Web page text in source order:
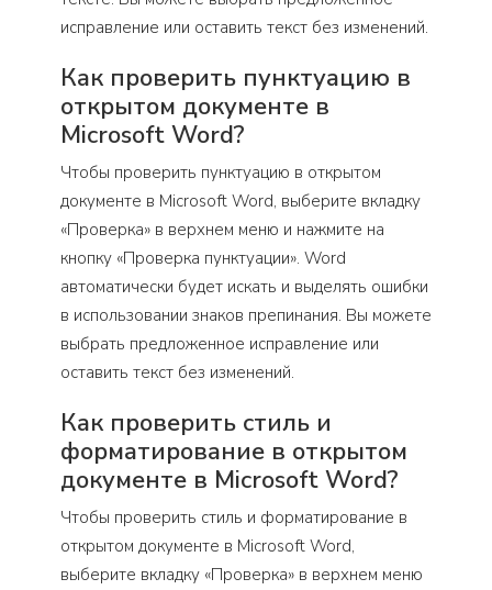
исправление или оставить текст без изменений.
Как проверить пунктуацию в
открытом документе в
Microsoft Word?
Чтобы проверить пунктуацию в открытом
документе в Microsoft Word, выберите вкладку
«Проверка» в верхнем меню и нажмите на
кнопку «Проверка пунктуации». Word
автоматически будет искать и выделять ошибки
в использовании знаков препинания. Вы можете
выбрать предложенное исправление или
оставить текст без изменений.
Как проверить стиль и
форматирование в открытом
документе в Microsoft Word?
Чтобы проверить стиль и форматирование в
открытом документе в Microsoft Word,
выберите вкладку «Проверка» в верхнем меню